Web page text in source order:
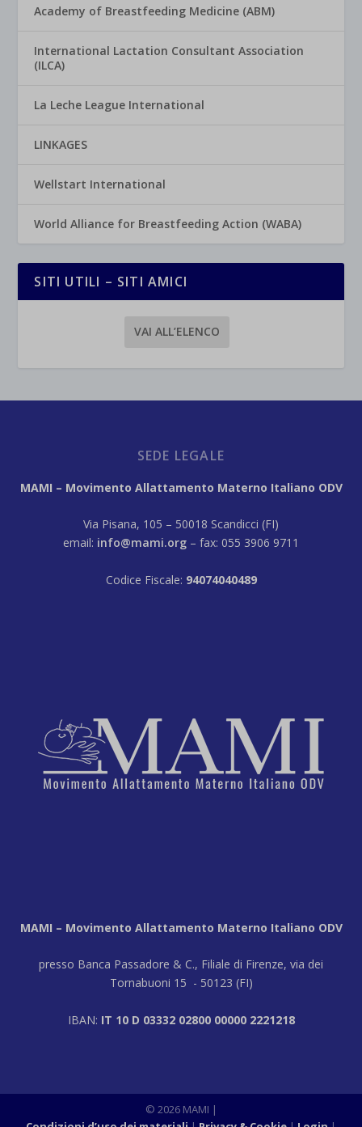
Academy of Breastfeeding Medicine (ABM)
International Lactation Consultant Association
(ILCA)
La Leche League International
LINKAGES
Wellstart International
World Alliance for Breastfeeding Action (WABA)
SITI UTILI – SITI AMICI
VAI ALL’ELENCO
SEDE LEGALE
MAMI – Movimento Allattamento Materno Italiano ODV
Via Pisana, 105 – 50018 Scandicci (FI)
email: info@mami.org – fax: 055 3906 9711
Codice Fiscale: 94074040489
MAMI – Movimento Allattamento Materno Italiano ODV
presso Banca Passadore & C., Filiale di Firenze, via dei
Tornabuoni 15 - 50123 (FI)
IBAN: IT 10 D 03332 02800 00000 2221218
© 2026 MAMI |